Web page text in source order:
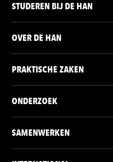
STUDEREN BIJ DE HAN
OVER DE HAN
PRAKTISCHE ZAKEN
ONDERZOEK
SAMENWERKEN